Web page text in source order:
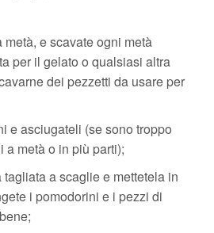
e scavate ogni metà
per il gelato o qualsiasi altra
dei pezzetti da usare per
e asciugateli (se sono troppo
metà o in più parti);
a scaglie e mettetela in
i pomodorini e i pezzi di